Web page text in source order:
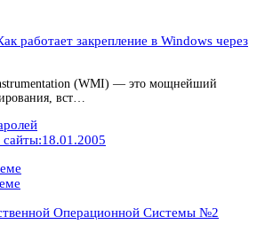
работает закрепление в Windows через
(WMI) — это мощнейший
вст…
Операционной Системы №2